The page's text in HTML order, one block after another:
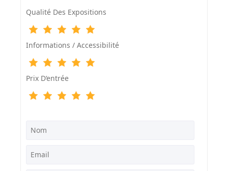
Qualité Des Expositions
Informations / Accessibilité
Prix D‘entrée